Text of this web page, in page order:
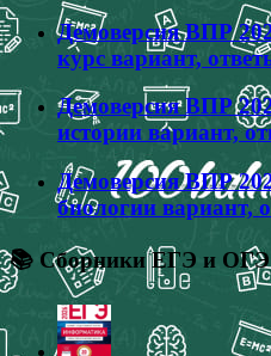
Демоверсия ВПР
курс вариант,
Демоверсия ВПР
истории вариант,
Демоверсия ВПР
биологии вариант,
📚 Сборники ЕГЭ и ОГЭ